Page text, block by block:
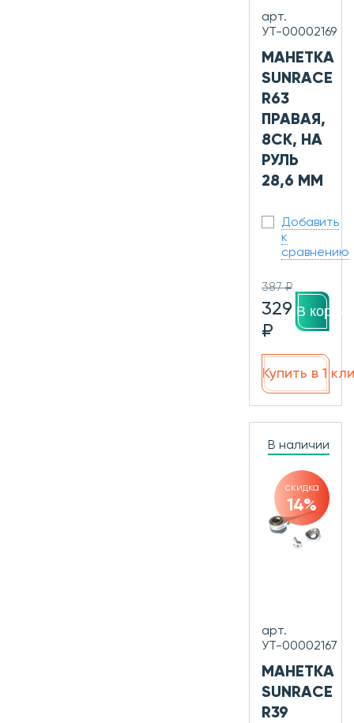
арт.
УТ-00002169
МАНЕТКА
SUNRACE
R63
ПРАВАЯ,
8СК, НА
РУЛЬ
28,6 ММ
Добавить
к
сравнению
387 ₽
329
₽
В
Купить в 1
В наличии
скидка
14%
арт.
УТ-00002167
МАНЕТКА
SUNRACE
R39